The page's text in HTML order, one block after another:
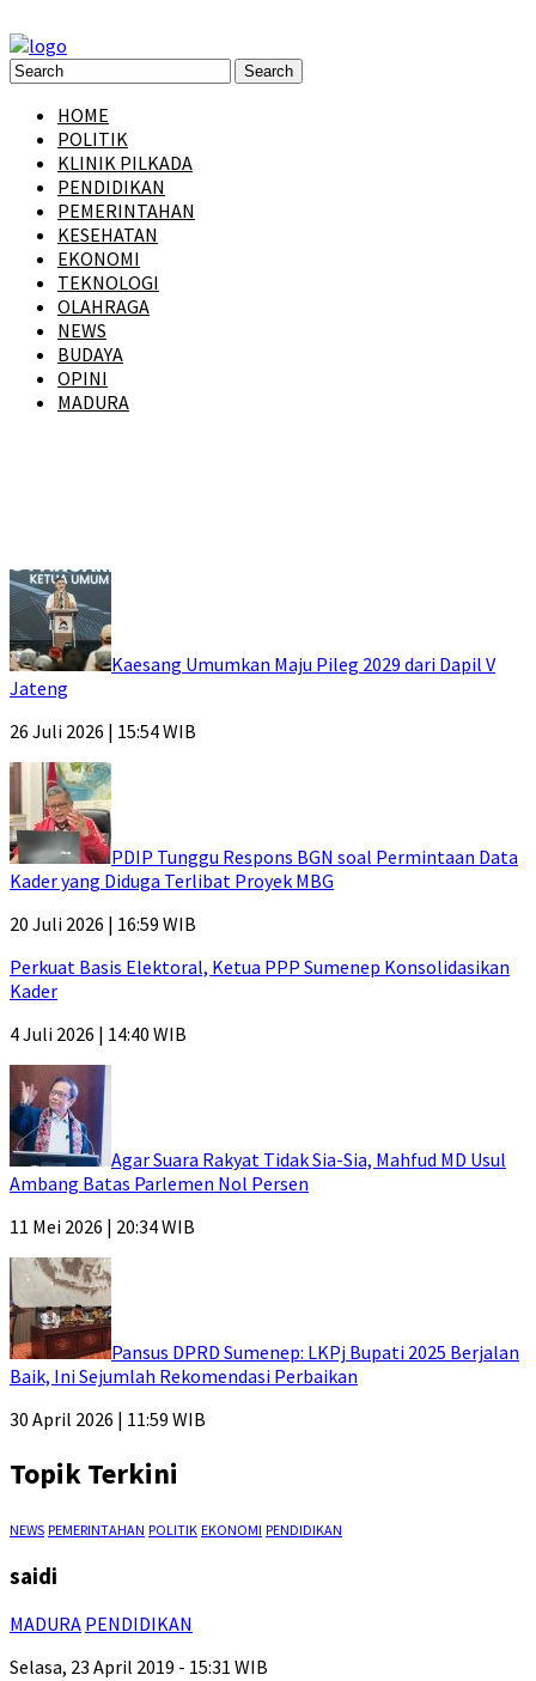
HOME
POLITIK
KLINIK PILKADA
PENDIDIKAN
PEMERINTAHAN
KESEHATAN
EKONOMI
TEKNOLOGI
OLAHRAGA
NEWS
BUDAYA
OPINI
MADURA
Kaesang Umumkan Maju Pileg 2029 dari Dapil V
Jateng
26 Juli 2026 | 15:54 WIB
PDIP Tunggu Respons BGN soal Permintaan Data
Kader yang Diduga Terlibat Proyek MBG
20 Juli 2026 | 16:59 WIB
Perkuat Basis Elektoral, Ketua PPP Sumenep Konsolidasikan
Kader
4 Juli 2026 | 14:40 WIB
Agar Suara Rakyat Tidak Sia-Sia, Mahfud MD Usul
Ambang Batas Parlemen Nol Persen
11 Mei 2026 | 20:34 WIB
Pansus DPRD Sumenep: LKPj Bupati 2025 Berjalan
Baik, Ini Sejumlah Rekomendasi Perbaikan
30 April 2026 | 11:59 WIB
Topik Terkini
NEWS PEMERINTAHAN POLITIK EKONOMI PENDIDIKAN
saidi
MADURA PENDIDIKAN
Selasa, 23 April 2019 - 15:31 WIB